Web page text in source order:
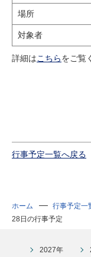
研究・教員
場所
対象者
詳細はこちらをご覧
行事予定一覧へ戻る
ホーム 行事予定一
28日の行事予定
2027年